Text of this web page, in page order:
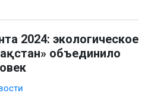
2024: экологическое
объединило